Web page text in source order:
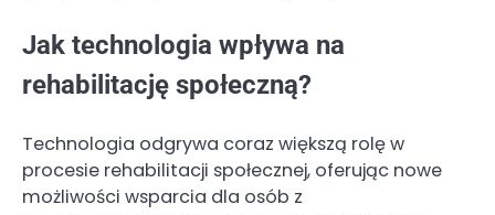
Jak technologia wpływa na
rehabilitację społeczną?
Technologia odgrywa coraz większą rolę w
procesie rehabilitacji społecznej, oferując nowe
możliwości wsparcia dla osób z